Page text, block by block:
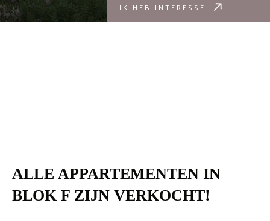
IK HEB INTERESSE
ALLE APPARTEMENTEN IN
BLOK F ZIJN VERKOCHT!